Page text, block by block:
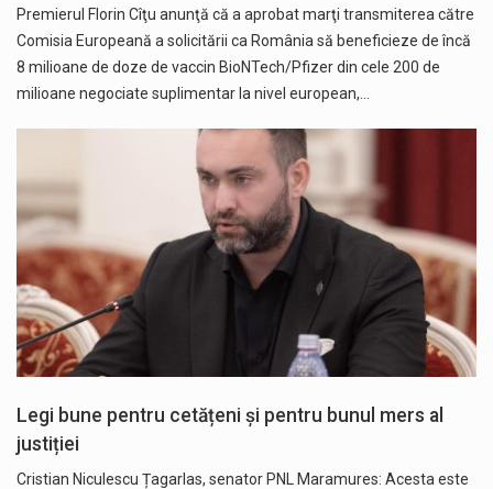
Premierul Florin Cîţu anunţă că a aprobat marţi transmiterea către
Comisia Europeană a solicitării ca România să beneficieze de încă
8 milioane de doze de vaccin BioNTech/Pfizer din cele 200 de
milioane negociate suplimentar la nivel european,…
Legi bune pentru cetățeni și pentru bunul mers al
justiției
Cristian Niculescu Țagarlas, senator PNL Maramures: Acesta este